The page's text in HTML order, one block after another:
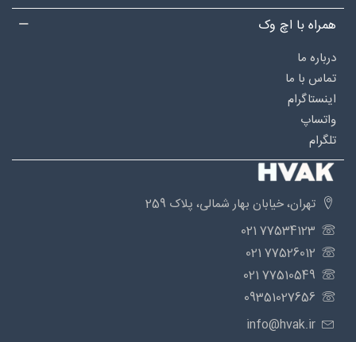
همراه با اچ وک
درباره‌ ما
تماس با ما
اینستاگرام
واتساپ
تلگرام
تهران، خیابان بهار شمالی، پلاک 259
77534123 021
77526012 021
77510549 021
09351027656
info@hvak.ir